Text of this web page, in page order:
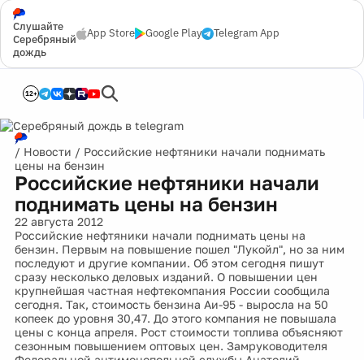
Слушайте
Серебряный
дождь
App Store Google Play Telegram App
12+
/ Новости / Российские нефтяники начали поднимать
цены на бензин
Российские нефтяники начали
поднимать цены на бензин
22 августа 2012
Российские нефтяники начали поднимать цены на
бензин. Первым на повышение пошел "Лукойл", но за ним
последуют и другие компании. Об этом сегодня пишут
сразу несколько деловых изданий. О повышении цен
крупнейшая частная нефтекомпания России сообщила
сегодня. Так, стоимость бензина Аи-95 - выросла на 50
копеек до уровня 30,47. До этого компания не повышала
цены с конца апреля. Рост стоимости топлива объясняют
сезонным повышением оптовых цен. Замруководителя